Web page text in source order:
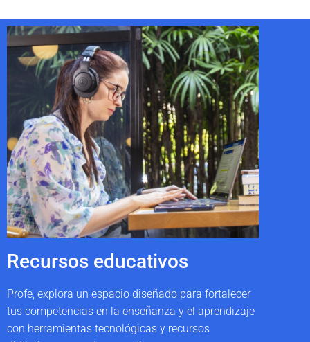
Recursos educativos
Profe, explora un espacio diseñado para fortalecer
tus competencias en la enseñanza y el aprendizaje
con herramientas tecnológicas y recursos